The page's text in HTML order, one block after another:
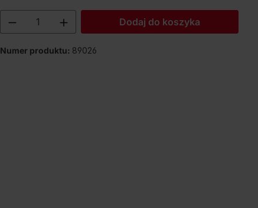
Ilość produktu: Wprowadź żądaną
Dodaj do koszyka
Numer produktu: 89026